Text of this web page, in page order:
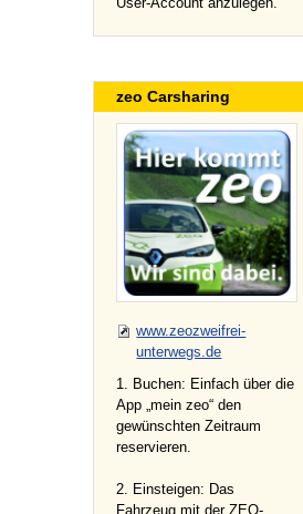
zeo Carsharing
www.zeozweifrei-
unterwegs.de
1. Buchen: Einfach über die
App „mein zeo“ den
gewünschten Zeitraum
reservieren.
2. Einsteigen: Das
Fahrzeug mit der ZEO-